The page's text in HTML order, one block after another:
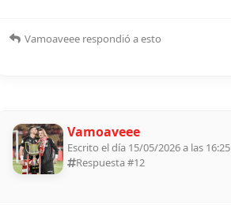
Vamoaveee respondió a esto
Vamoaveee
Escrito el día 15/05/2026 a las 16:25
Respuesta #12